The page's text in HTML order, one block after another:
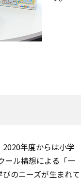
年度からは小学
ール構想による「一
のニーズが生まれて